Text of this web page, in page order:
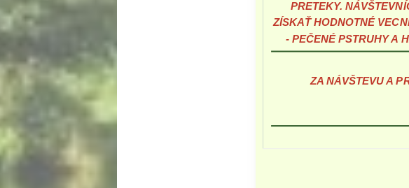
PRETEKY.
ZÍSKAŤ HODNOTNÉ
- PEČENÉ PSTRUHY A
ZA NÁVŠTEVU A